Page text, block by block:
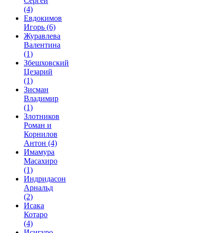
(4)
Евдокимов
Игорь (6)
Журавлева
Валентина
(1)
Збешховский
Цезарий
(1)
Зисман
Владимир
(1)
Злотников
Роман и
Корнилов
Антон (4)
Имамура
Масахиро
(1)
Индридасон
Арнальд
(2)
Исака
Котаро
(4)